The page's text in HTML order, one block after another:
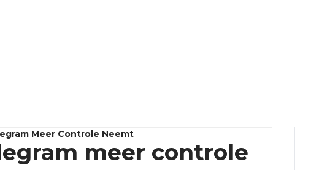
Meer Controle Neemt
meer controle